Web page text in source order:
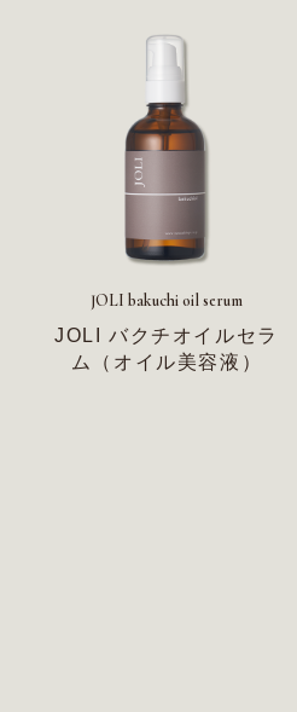
JOLI bakuchi oil serum
JOLI バクチオイルセラ
ム（オイル美容液）